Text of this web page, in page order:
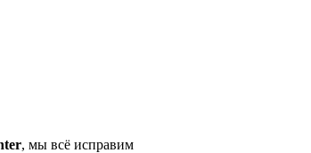
, мы всё исправим